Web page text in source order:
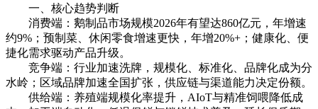
一、核心趋势判断
消费端：鹅制品市场规模2026年有望达860亿元，年增速
约9%；预制菜、休闲零食增速更快，年增20%+；健康化、便
捷化需求驱动产品升级。
竞争端：行业加速洗牌，规模化、标准化、品牌化成为分
水岭；区域品牌加速全国扩张，供应链与渠道能力决定份额。
供给端：养殖端规模化率提升，AIoT与精准饲喂降低成